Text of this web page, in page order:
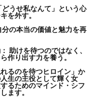
どうせ私なんて」という心
を外す。
分の本当の価値と魅力を再
助けを待つのではなく、
作り出す力を養う。
れるのを待つヒロイン」か
生の主役として輝く女
るためのマインド・シフ
ます。